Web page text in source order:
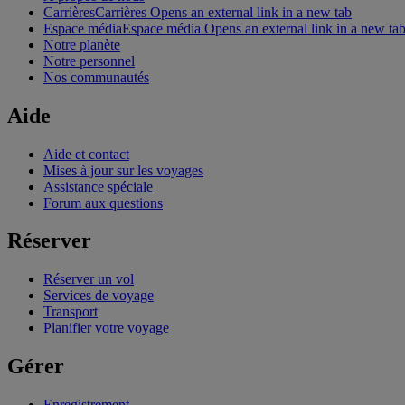
CarrièresCarrières Opens an external link in a new tab
Espace médiaEspace média Opens an external link in a new tab
Notre planète
Notre personnel
Nos communautés
Aide
Aide et contact
Mises à jour sur les voyages
Assistance spéciale
Forum aux questions
Réserver
Réserver un vol
Services de voyage
Transport
Planifier votre voyage
Gérer